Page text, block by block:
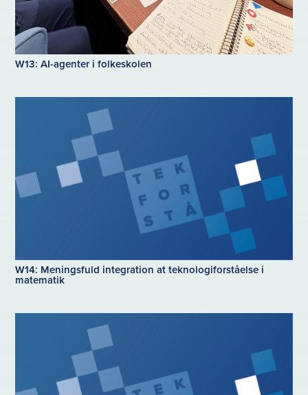
W13: AI-agenter i folkeskolen
W14: Meningsfuld integration at teknologiforståelse i
matematik